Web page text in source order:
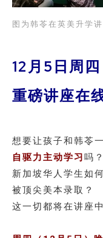
图为韩苓在英美升学
12月5日周四
重磅讲座在
想要让孩子和韩苓
自驱力主动学习吗？
新加坡华人学生如
被顶尖美本录取？
这一切都将在讲座